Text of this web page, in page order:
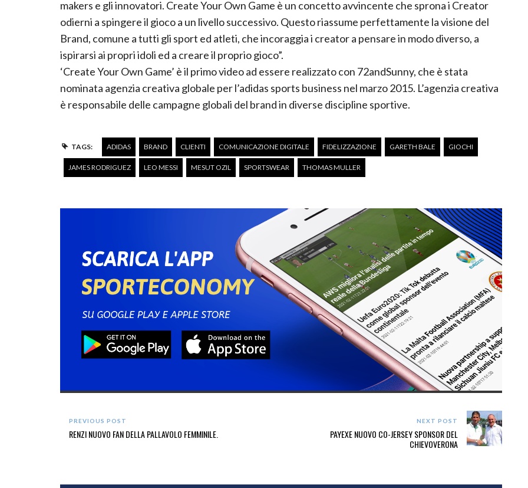
makers e gli innovatori. Create Your Own Game è un concetto avvincente che sprona i Creator
odierni a spingere il gioco a un livello successivo. Questo riassume perfettamente la visione del
Brand, comune a tutti gli sport ed atleti, che incoraggia i creator a pensare in modo diverso, a
ispirarsi ai propri idoli ed a creare il proprio gioco”.
‘Create Your Own Game’ è il primo video ad essere realizzato con 72andSunny, che è stata
nominata agenzia creativa globale per l’adidas sports business nel marzo 2015. L’agenzia creativa
è responsabile delle campagne globali del brand in diverse discipline sportive.
TAGS: ADIDAS BRAND CLIENTI COMUNICAZIONE DIGITALE FIDELIZZAZIONE GARETH BALE GIOCHI
JAMES RODRIGUEZ LEO MESSI MESUT OZIL SPORTSWEAR THOMAS MULLER
PREVIOUS POST
RENZI NUOVO FAN DELLA PALLAVOLO FEMMINILE.
NEXT POST
PAYEXE NUOVO CO-JERSEY SPONSOR DEL
CHIEVOVERONA